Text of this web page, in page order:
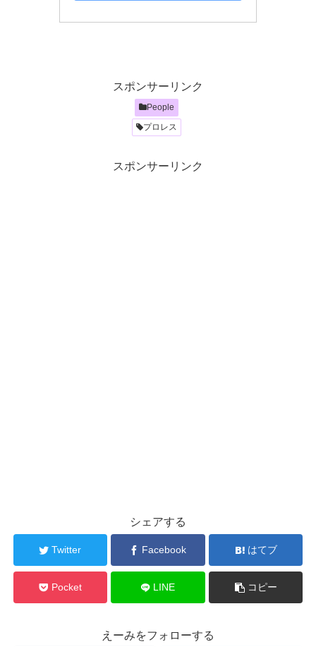
スポンサーリンク
People
プロレス
スポンサーリンク
シェアする
Twitter Facebook はてブ
Pocket LINE コピー
えーみをフォローする